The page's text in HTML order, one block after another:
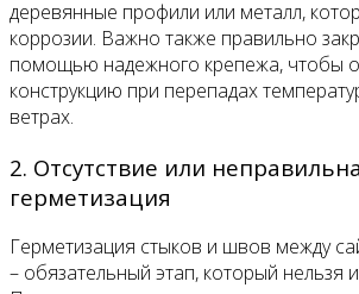
деревянные профили или металл,
коррозии. Важно также правильно
помощью надежного крепежа, чтобы
конструкцию при перепадах
ветрах.
2. Отсутствие или
герметизация
Герметизация стыков и швов между
– обязательный этап, который нельзя